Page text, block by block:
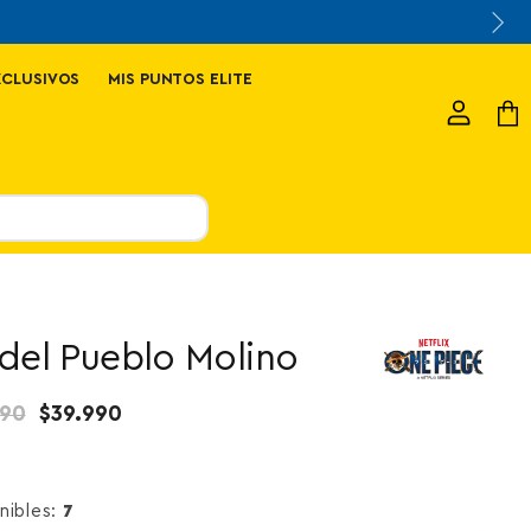
MIS PUNTOS ELITE
Pueblo Molino
original
Precio actual
$39.990
7